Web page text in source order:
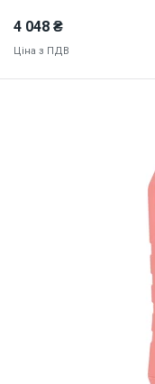
4 048 ₴
Ціна з ПДВ